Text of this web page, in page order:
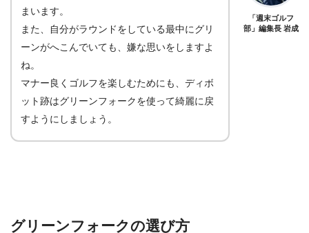
まいます。
また、自分がラウンドをしている最中にグリ
ーンがへこんでいても、嫌な思いをしますよ
ね。
マナー良くゴルフを楽しむためにも、ディボ
ット跡はグリーンフォークを使って綺麗に戻
すようにしましょう。
「週末ゴルフ
部」編集長 岩成
グリーンフォークの選び方